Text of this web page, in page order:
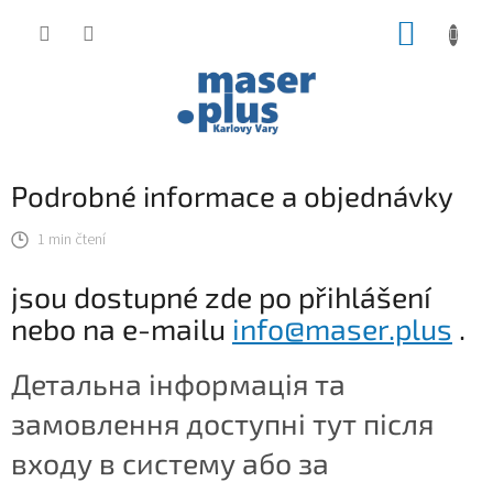
Podrobné informace a objednávky
1 min čtení
jsou dostupné zde po přihlášení
nebo na e-mailu info@maser.plus .
Детальна інформація та
замовлення доступні тут після
входу в систему або за